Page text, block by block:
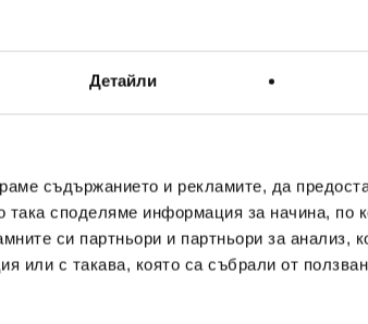
Детайли
съдържанието и рекламите, да
споделяме информация за начина, по
си партньори и партньори за анализ,
или с такава, която са събрали от
The Ocean Reef collection
and beauty found on the
and limitlessness, and
are also associated with
of change.
Иван Иванов
2020-05-20